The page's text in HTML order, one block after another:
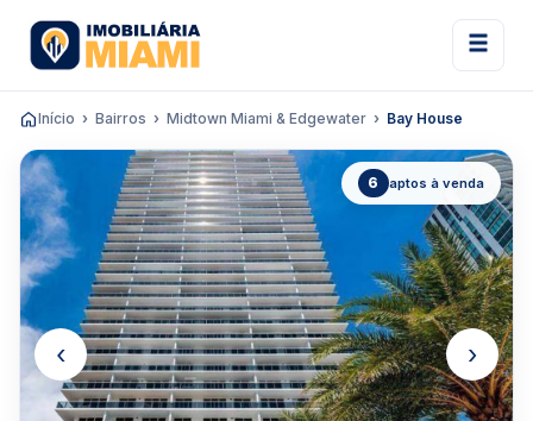
Início Bairros Midtown Miami & Edgewater Bay House
6 aptos à venda
‹ ›